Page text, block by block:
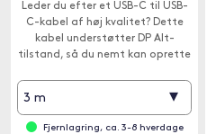
Leder du efter et USB-C til USB-
C-kabel af høj kvalitet? Dette
kabel understøtter DP Alt-
tilstand, så du nemt kan oprette
3 m ▾
Fjernlagring, ca. 3-8 hverdage